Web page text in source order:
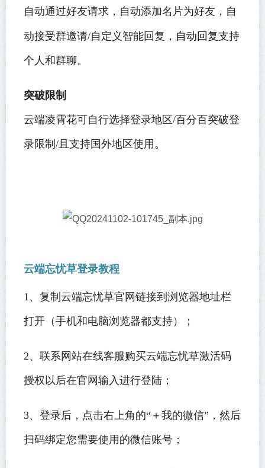
自动通过好友请求，自动添加名片为好友，自
动接受群邀请/自定义智能回复， 自动回复支持
个人和群聊。
突破限制
云端凌霄花可自行选择登录地区/百分百突破登
录限制/且支持国外地区使用。
云端忘忧草登录教程
1、复制云端忘忧草官网链接到浏览器地址栏
打开（手机和电脑浏览器都支持）；
2、联系网站在线客服购买云端忘忧草激活码
授权以后在官网输入进行登陆；
3、登录后，点击右上角的“＋我的微信”，然后
扫码绑定您需要使用的微信账号；